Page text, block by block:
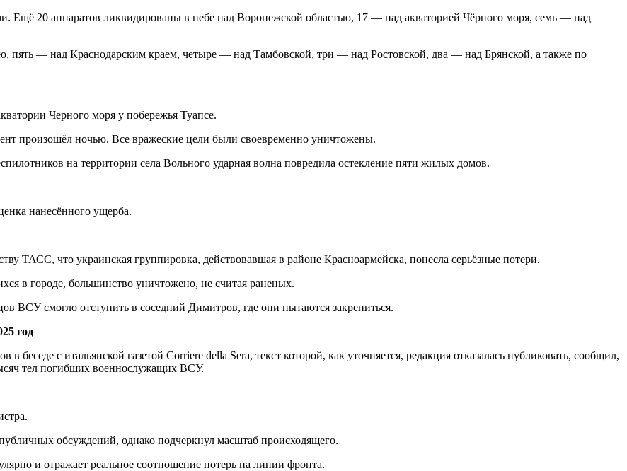
Ещё 20 аппаратов ликвидированы в небе над Воронежской областью, 17 — над акваторией Чёрного моря, семь — над
пять — над Краснодарским краем, четыре — над Тамбовской, три — над Ростовской, два — над Брянской, а также по
Черного моря у побережья Туапсе.
произошёл ночью. Все вражеские цели были своевременно уничтожены.
на территории села Вольного ударная волна повредила остекление пяти жилых домов.
нанесённого ущерба.
ТАСС, что украинская группировка, действовавшая в районе Красноармейска, понесла серьёзные потери.
в городе, большинство уничтожено, не считая раненых.
ВСУ смогло отступить в соседний Димитров, где они пытаются закрепиться.
год
беседе с итальянской газетой Corriere della Sera, текст которой, как уточняется, редакция отказалась публиковать, сообщил,
тел погибших военнослужащих ВСУ.
обсуждений, однако подчеркнул масштаб происходящего.
и отражает реальное соотношение потерь на линии фронта.